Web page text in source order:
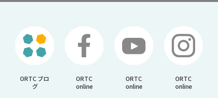
ORTC ブロ
グ
ORTC
online
ORTC
online
ORTC
online